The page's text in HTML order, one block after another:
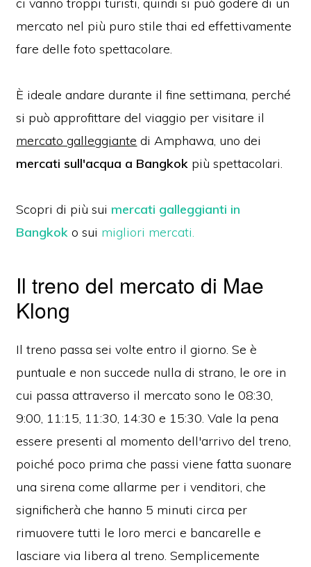
mercato nel più puro stile thai ed effettivamente
fare delle foto spettacolare.
È ideale andare durante il fine settimana, perché
si può approfittare del viaggio per visitare il
mercato galleggiante di Amphawa, uno dei
mercati sull'acqua a Bangkok più spettacolari.
Scopri di più sui mercati galleggianti in
Bangkok o sui migliori mercati.
Il treno del mercato di Mae
Klong
Il treno passa sei volte entro il giorno. Se è
puntuale e non succede nulla di strano, le ore in
cui passa attraverso il mercato sono le 08:30,
9:00, 11:15, 11:30, 14:30 e 15:30. Vale la pena
essere presenti al momento dell'arrivo del treno,
poiché poco prima che passi viene fatta suonare
una sirena come allarme per i venditori, che
significherà che hanno 5 minuti circa per
rimuovere tutti le loro merci e bancarelle e
lasciare via libera al treno. Semplicemente